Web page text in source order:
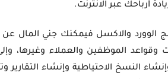
أرباحك عبر الانترنت.
والاكسل فيمكنك جني المال عن
وقواعد الموظفين والعملاء
النسخ الاحتياطية وإنشاء